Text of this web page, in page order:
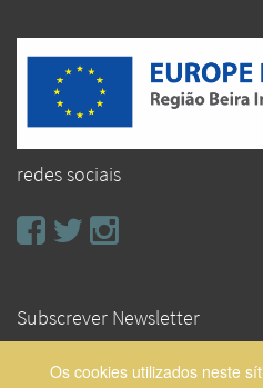
Os cookies utilizados neste
redes sociais
Subscrever Newsletter